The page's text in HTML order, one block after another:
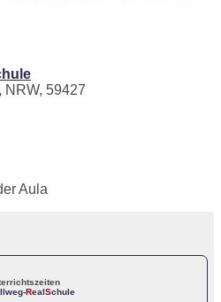
NRW, 59427
Aula
RealSchule